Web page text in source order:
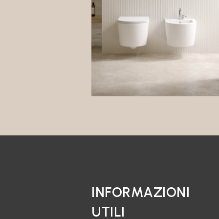
INFORMAZIONI
UTILI